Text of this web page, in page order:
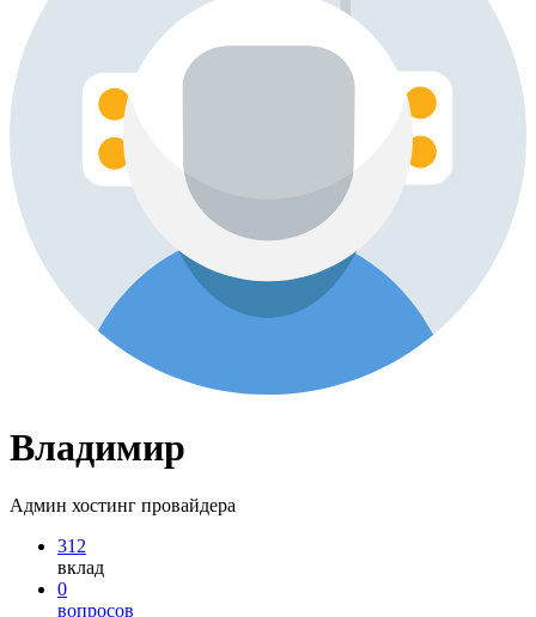
Владимир
Админ хостинг провайдера
312
вклад
0
вопросов